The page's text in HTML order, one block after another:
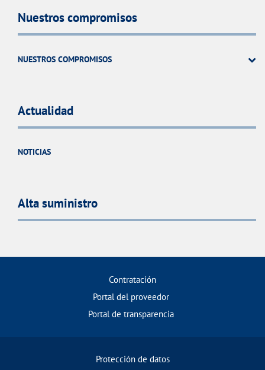
Nuestros compromisos
NUESTROS COMPROMISOS
Actualidad
NOTICIAS
Alta suministro
Contratación
Portal del proveedor
Portal de transparencia
Protección de datos